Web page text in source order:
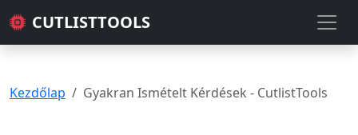
CUTLISTTOOLS
Kezdőlap Gyakran Ismételt Kérdések - CutlistTools